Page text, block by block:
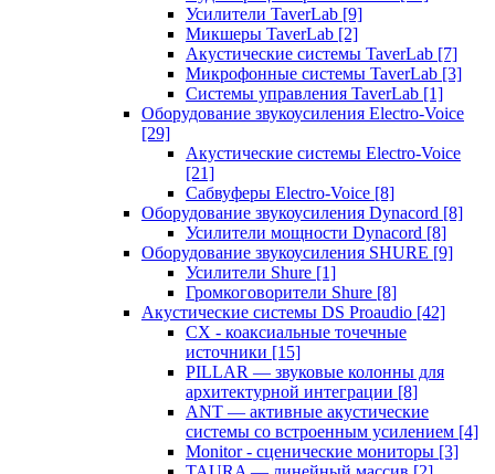
Усилители TaverLab [9]
Микшеры TaverLab [2]
Акустические системы TaverLab [7]
Микрофонные системы TaverLab [3]
Системы управления TaverLab [1]
Оборудование звукоусиления Electro-Voice
[29]
Акустические системы Electro-Voice
[21]
Сабвуферы Electro-Voice [8]
Оборудование звукоусиления Dynacord [8]
Усилители мощности Dynacord [8]
Оборудование звукоусиления SHURE [9]
Усилители Shure [1]
Громкоговорители Shure [8]
Акустические системы DS Proaudio [42]
CX - коаксиальные точечные
источники [15]
PILLAR — звуковые колонны для
архитектурной интеграции [8]
ANT — активные акустические
системы со встроенным усилением [4]
Monitor - сценические мониторы [3]